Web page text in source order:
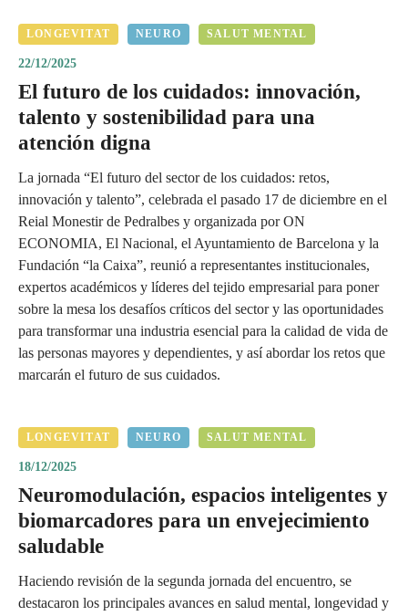
LONGEVITAT NEURO SALUT MENTAL
22/12/2025
El futuro de los cuidados: innovación,
talento y sostenibilidad para una
atención digna
La jornada “El futuro del sector de los cuidados: retos,
innovación y talento”, celebrada el pasado 17 de diciembre en el
Reial Monestir de Pedralbes y organizada por ON
ECONOMIA, El Nacional, el Ayuntamiento de Barcelona y la
Fundación “la Caixa”, reunió a representantes institucionales,
expertos académicos y líderes del tejido empresarial para poner
sobre la mesa los desafíos críticos del sector y las oportunidades
para transformar una industria esencial para la calidad de vida de
las personas mayores y dependientes, y así abordar los retos que
marcarán el futuro de sus cuidados.
LONGEVITAT NEURO SALUT MENTAL
18/12/2025
Neuromodulación, espacios inteligentes y
biomarcadores para un envejecimiento
saludable
Haciendo revisión de la segunda jornada del encuentro, se
destacaron los principales avances en salud mental, longevidad y